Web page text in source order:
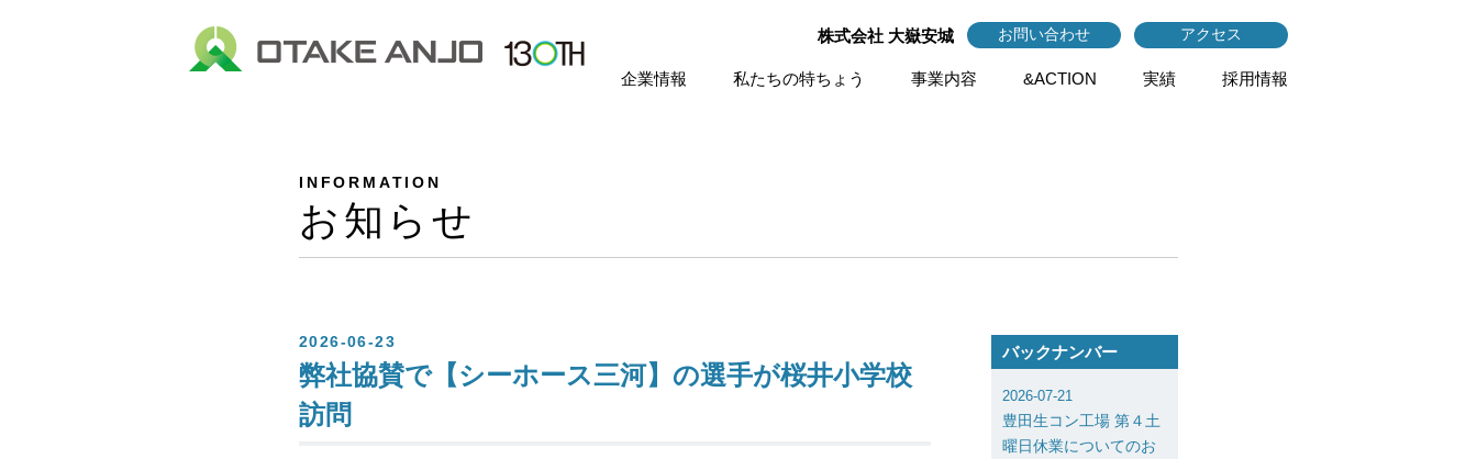
株式会社 大嶽安城 お問い合わせ アクセス
企業情報 私たちの特ちょう 事業内容 &ACTION 実績 採用情報
INFORMATION
お知らせ
2026-06-23
弊社協賛で【シーホース三河】の選手が桜井小学校
訪問
バックナンバー
2026-07-21
豊田生コン工場 第４土
曜日休業についてのお